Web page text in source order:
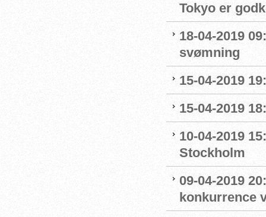
Tokyo er
18-04-2019
svømning
15-04-2019
15-04-2019
10-04-2019
Stockholm
09-04-2019
konkurrence